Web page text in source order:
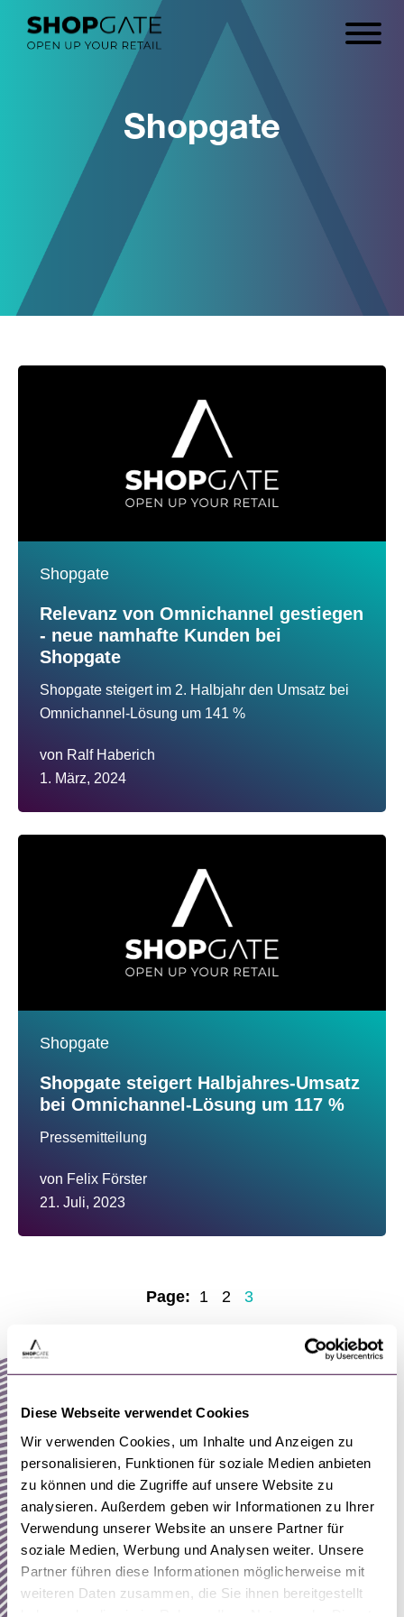
Diese Webseite verwendet Cookies
Wir verwenden Cookies, um Inhalte und Anzeigen zu
personalisieren, Funktionen für soziale Medien anbieten
zu können und die Zugriffe auf unsere Website zu
analysieren. Außerdem geben wir Informationen zu Ihrer
Verwendung unserer Website an unsere Partner für
soziale Medien, Werbung und Analysen weiter. Unsere
Partner führen diese Informationen möglicherweise mit
weiteren Daten zusammen, die Sie ihnen bereitgestellt
Shopgate
Shopgate
Relevanz von Omnichannel gestiegen
- neue namhafte Kunden bei
Shopgate
Shopgate steigert im 2. Halbjahr den Umsatz bei
Omnichannel-Lösung um 141 %
von Ralf Haberich
1. März, 2024
Shopgate
Shopgate steigert Halbjahres-Umsatz
bei Omnichannel-Lösung um 117 %
Pressemitteilung
von Felix Förster
21. Juli, 2023
Page: 1 2 3